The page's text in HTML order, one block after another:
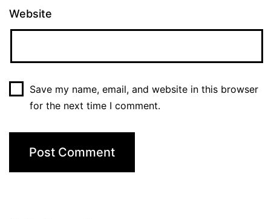
Website
Save my name, email, and website in this browser
for the next time I comment.